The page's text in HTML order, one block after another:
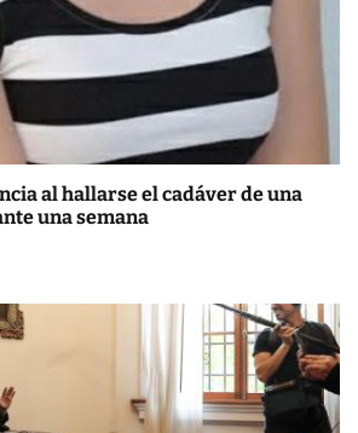
al hallarse el cadáver de una
una semana